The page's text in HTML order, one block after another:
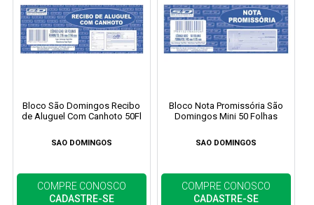
Bloco São Domingos Recibo
de Aluguel Com Canhoto 50Fl
SAO DOMINGOS
COMPRE CONOSCO
CADASTRE-SE
Bloco Nota Promissória São
Domingos Mini 50 Folhas
SAO DOMINGOS
COMPRE CONOSCO
CADASTRE-SE